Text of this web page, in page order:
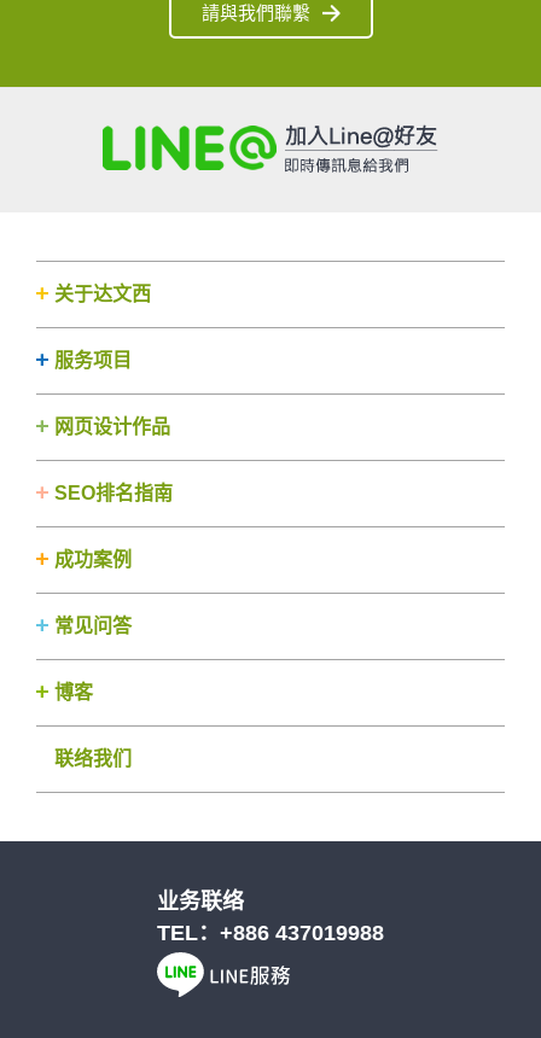
請與我們聯繫
关于达文西
服务项目
网页设计作品
SEO排名指南
成功案例
常见问答
博客
联络我们
业务联络
TEL： +886 437019988